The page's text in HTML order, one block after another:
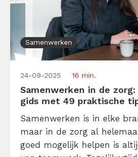
Samenwerken
24-09-2025 16 min.
Samenwerken in de
gids met 49 praktische
Samenwerken is in elke
maar in de zorg al
goed mogelijk helpen is